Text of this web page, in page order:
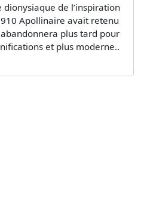
dionysiaque de l’inspiration
Apollinaire avait retenu
plus tard pour
et plus moderne..